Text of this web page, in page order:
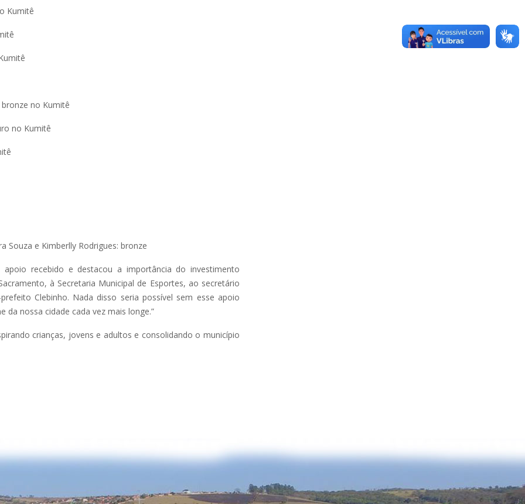
Kumitê
no Kumitê
no Kumitê
Souza e Kimberlly Rodrigues: bronze
recebido e destacou a importância do investimento
à Secretaria Municipal de Esportes, ao secretário
Clebinho. Nada disso seria possível sem esse apoio
da nossa cidade cada vez mais longe.”
crianças, jovens e adultos e consolidando o município